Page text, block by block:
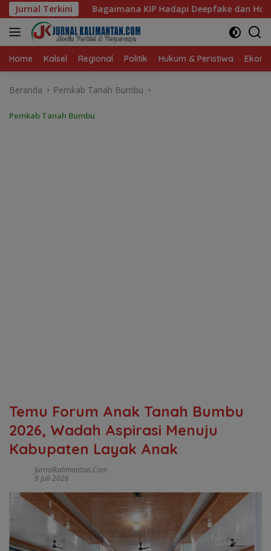
Langsung
ke
konten
Jurnal Terkini
KIP Hadapi Deepfake dan Hoaks? Dari Ruang
Home Kalsel Regional Politik Hukum & Peristiwa
Beranda Pemkab Tanah Bumbu
Pemkab Tanah Bumbu
Temu Forum Anak Tanah Bumbu
2026, Wadah Aspirasi Menuju
Kabupaten Layak Anak
Jurnalkalimantan.com
9 Juli 2026